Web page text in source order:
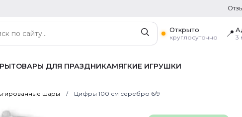
Открыто
круглосуточно
📍 3
ТОВАРЫ ДЛЯ ПРАЗДНИКАМЯГКИЕ ИГРУШКИ
шары Цифры 100 см серебро 6/9